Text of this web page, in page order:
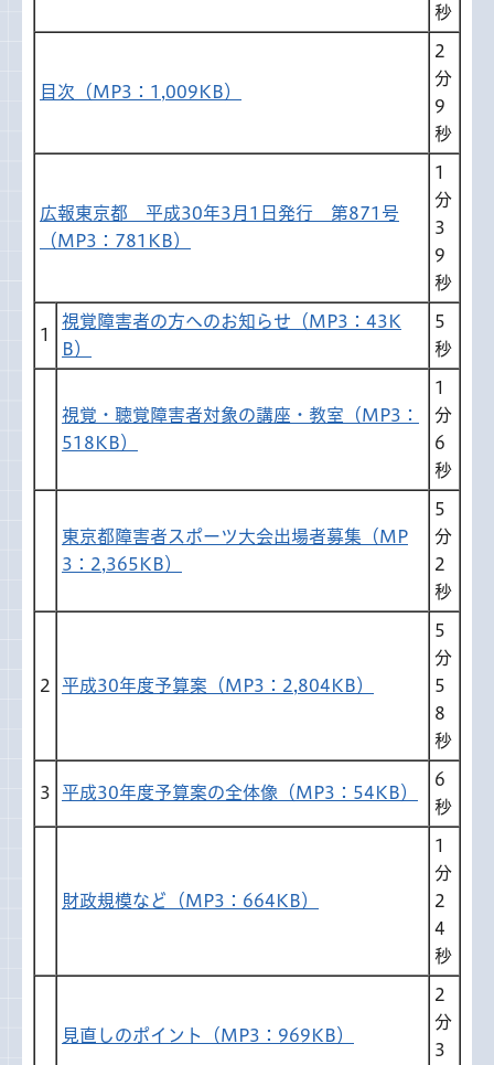
秒
目次（MP3：1,009KB）
2
分
9
秒
広報東京都 平成30年3月1日発行 第871号
（MP3：781KB）
1
分
3
9
秒
1
視覚障害者の方へのお知らせ（MP3：43K
B）
5
秒
視覚・聴覚障害者対象の講座・教室（MP3：
518KB）
1
分
6
秒
東京都障害者スポーツ大会出場者募集（MP
3：2,365KB）
5
分
2
秒
2 平成30年度予算案（MP3：2,804KB）
5
分
5
8
秒
3 平成30年度予算案の全体像（MP3：54KB）
6
秒
財政規模など（MP3：664KB）
1
分
2
4
秒
見直しのポイント（MP3：969KB）
2
分
3